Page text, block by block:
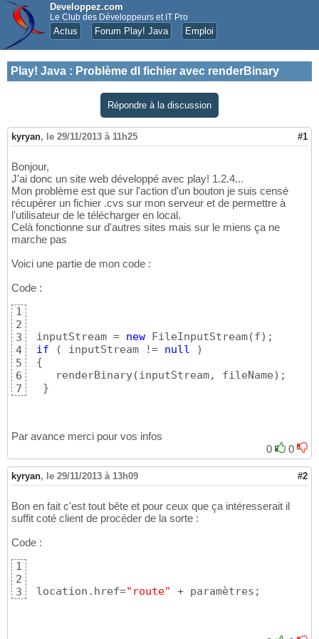
Developpez.com
Le Club des Développeurs et IT Pro
Actus Forum Play! Java Emploi
Play! Java : Problème dl fichier avec renderBinary
Répondre à la discussion
kyryan, le 29/11/2013 à 11h25 #1
Bonjour,
J'ai donc un site web développé avec play! 1.2.4...
Mon problème est que sur l'action d'un bouton je suis censé
récupérer un fichier .cvs sur mon serveur et de permettre à
l'utilisateur de le télécharger en local.
Celà fonctionne sur d'autres sites mais sur le miens ça ne
marche pas
Voici une partie de mon code :
Code :
1
2
3
4
5
6
7
inputStream = new FileInputStream(f) ;
if
( inputStream != null
)
{
    renderBinary
(inputStream, fileName) ;
}
Par avance merci pour vos infos
0
0
kyryan, le 29/11/2013 à 13h09 #2
Bon en fait c'est tout bête et pour ceux que ça intéresserait il
suffit coté client de procéder de la sorte :
Code :
1
2
3
location.href="route" + paramètres;